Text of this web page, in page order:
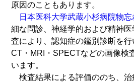
原因のこともあります。
日本医科大学武蔵小杉病院物
細な問診、神経学的および精神
査により、認知症の鑑別診断を行
CT・MRI・SPECTなどの画像検
います。
検査結果による評価ののち、治